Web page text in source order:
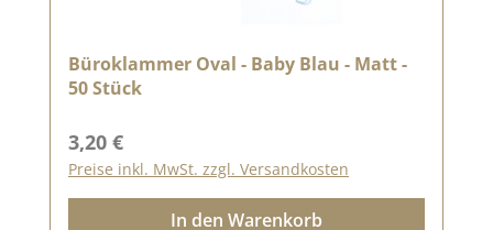
Büroklammer Oval - Baby Blau - Matt -
50 Stück
Regulärer Preis:
3,20 €
Preise inkl. MwSt. zzgl. Versandkosten
In den Warenkorb